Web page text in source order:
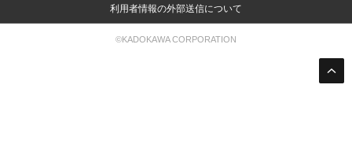
利用者情報の外部送信について
©KADOKAWA CORPORATION